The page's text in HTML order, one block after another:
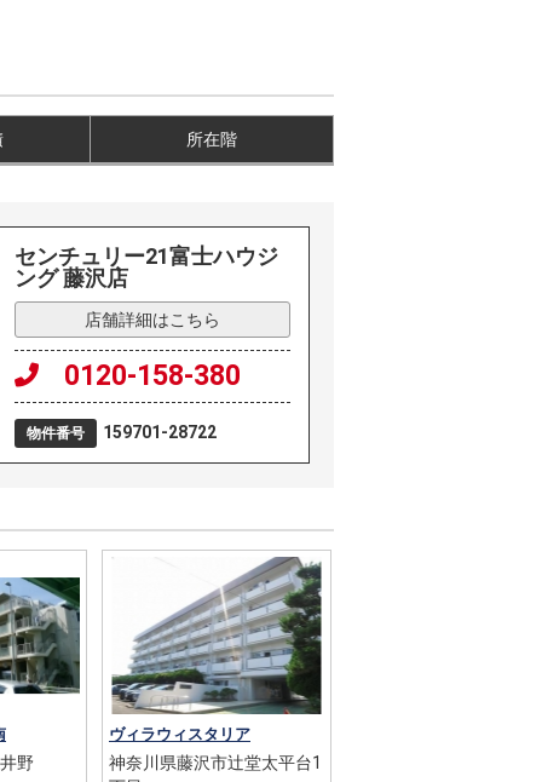
所在階
センチュリー21富士ハウジ
ング 藤沢店
店舗詳細はこちら
0120-158-380
物件番号 159701-28722
野
ヴィラウィスタリア
神奈川県藤沢市辻堂太平台1